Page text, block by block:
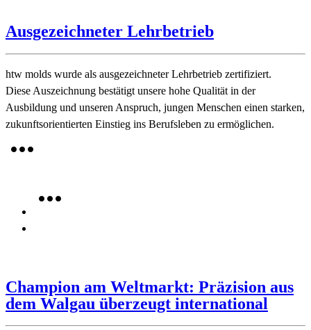
Ausgezeichneter Lehrbetrieb
htw molds wurde als ausgezeichneter Lehrbetrieb zertifiziert.
Diese Auszeichnung bestätigt unsere hohe Qualität in der
Ausbildung und unseren Anspruch, jungen Menschen einen starken,
zukunftsorientierten Einstieg ins Berufsleben zu ermöglichen.
Champion am Weltmarkt: Präzision aus
dem Walgau überzeugt international